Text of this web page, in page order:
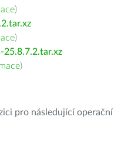
)
)
25.8.7.2.tar.xz
)
pro následující operační